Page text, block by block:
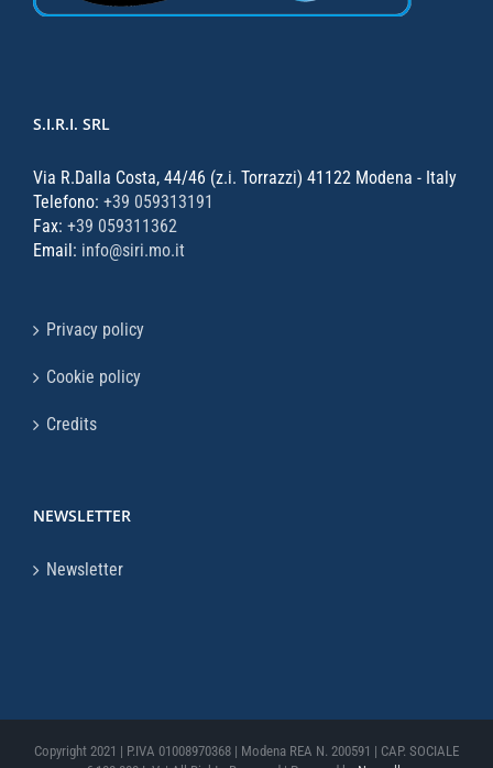
S.I.R.I. SRL
Via R.Dalla Costa, 44/46 (z.i. Torrazzi) 41122 Modena - Italy
Telefono: +39 059313191
Fax: +39 059311362
Email: info@siri.mo.it
Privacy policy
Cookie policy
Credits
NEWSLETTER
Newsletter
Copyright 2021 | P.IVA 01008970368 | Modena REA N. 200591 | CAP. SOCIALE